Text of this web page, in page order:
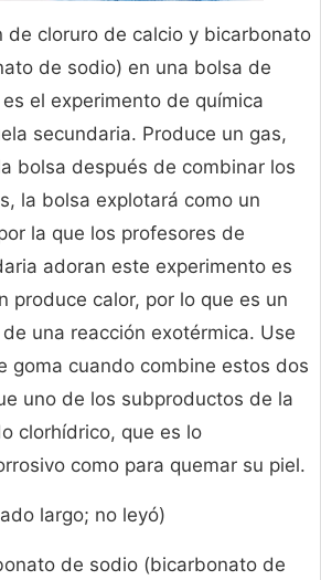
de cloruro de calcio y bicarbonato
de sodio) en una bolsa de
el experimento de química
secundaria. Produce un gas,
bolsa después de combinar los
la bolsa explotará como un
la que los profesores de
adoran este experimento es
produce calor, por lo que es un
una reacción exotérmica. Use
goma cuando combine estos dos
uno de los subproductos de la
clorhídrico, que es lo
como para quemar su piel.
largo; no leyó)
de sodio (bicarbonato de